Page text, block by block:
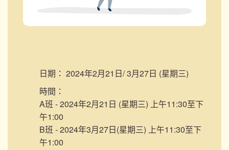
日期： 2024年2月21日/ 3月27日 (星期三)
時間：
A班 - 2024年2月21日 (星期三) 上午11:30至下
午1:00
B班 - 2024年3月27日(星期三) 上午11:30至下
午1:00